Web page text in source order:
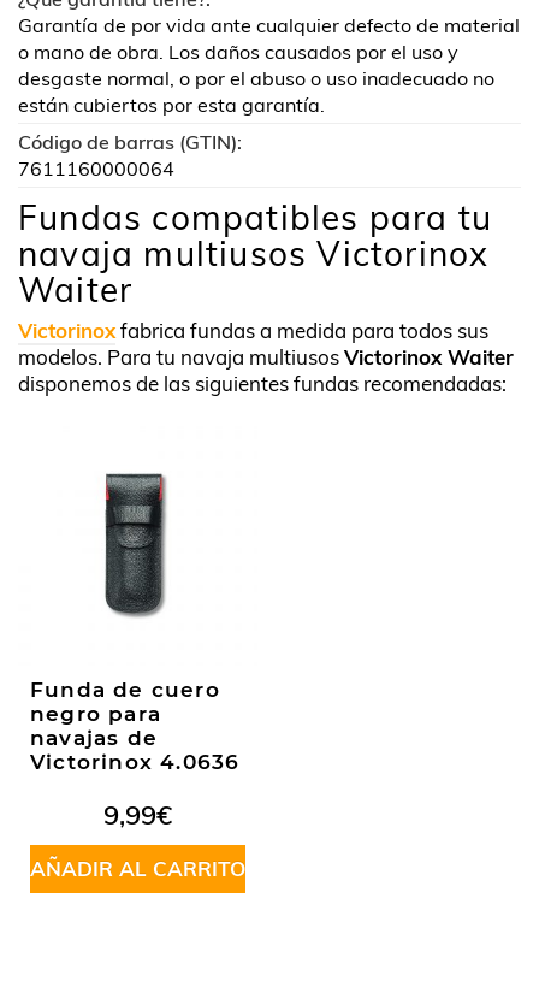
Garantía de por vida ante cualquier defecto de material
o mano de obra. Los daños causados por el uso y
desgaste normal, o por el abuso o uso inadecuado no
están cubiertos por esta garantía.
Código de barras (GTIN):
7611160000064
Fundas compatibles para tu
navaja multiusos Victorinox
Waiter
Victorinoxfabrica fundas a medida para todos sus
modelos. Para tu navaja multiusosVictorinox Waiter
disponemos de las siguientes fundas recomendadas:
Funda de cuero
negro para
navajas de
Victorinox 4.0636
9,99€
AÑADIR AL CARRITO